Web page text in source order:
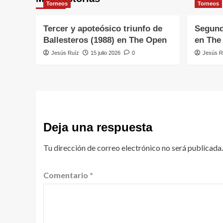
Torneos
Tercer y apoteósico triunfo de
Ballesteros (1988) en The Open
Jesús Ruíz 15 julio 2026 0
Torneos
en
Jesús
Deja una respuesta
Tu dirección de correo electrónico no será publicada.
Comentario *